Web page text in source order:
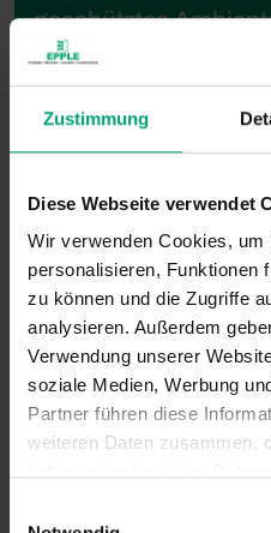
Zustimmung
Diese Webseite verwendet
Wir verwenden Cookies, um
personalisieren, Funktionen
zu können und die Zugriffe
analysieren. Außerdem
Verwendung unserer
soziale Medien, Werbung
Partner führen diese
weiteren Daten zusammen,
geschütztes